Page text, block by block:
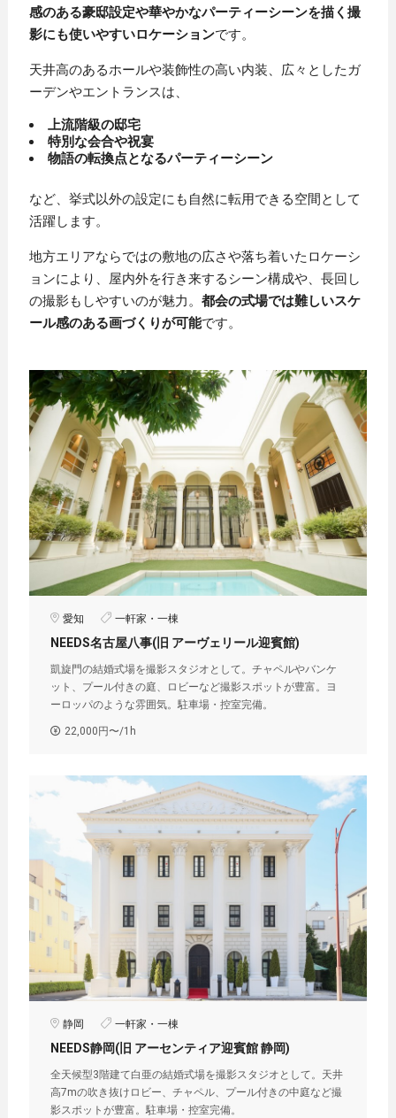
感のある豪邸設定や華やかなパーティーシーンを描く撮
影にも使いやすいロケーションです。
天井高のあるホールや装飾性の高い内装、広々としたガ
ーデンやエントランスは、
上流階級の邸宅
特別な会合や祝宴
物語の転換点となるパーティーシーン
など、挙式以外の設定にも自然に転用できる空間として
活躍します。
地方エリアならではの敷地の広さや落ち着いたロケーシ
ョンにより、屋内外を行き来するシーン構成や、長回し
の撮影もしやすいのが魅力。 都会の式場では難しいスケ
ール感のある画づくりが可能です。
愛知 一軒家・一棟
NEEDS名古屋八事(旧 アーヴェリール迎賓館)
凱旋門の結婚式場を撮影スタジオとして。チャペルやバンケ
ット、プール付きの庭、ロビーなど撮影スポットが豊富。ヨ
ーロッパのような雰囲気。駐車場・控室完備。
22,000円〜/1h
静岡 一軒家・一棟
NEEDS静岡(旧 アーセンティア迎賓館 静岡)
全天候型3階建て白亜の結婚式場を撮影スタジオとして。天井
高7mの吹き抜けロビー、チャペル、プール付きの中庭など撮
影スポットが豊富。駐車場・控室完備。